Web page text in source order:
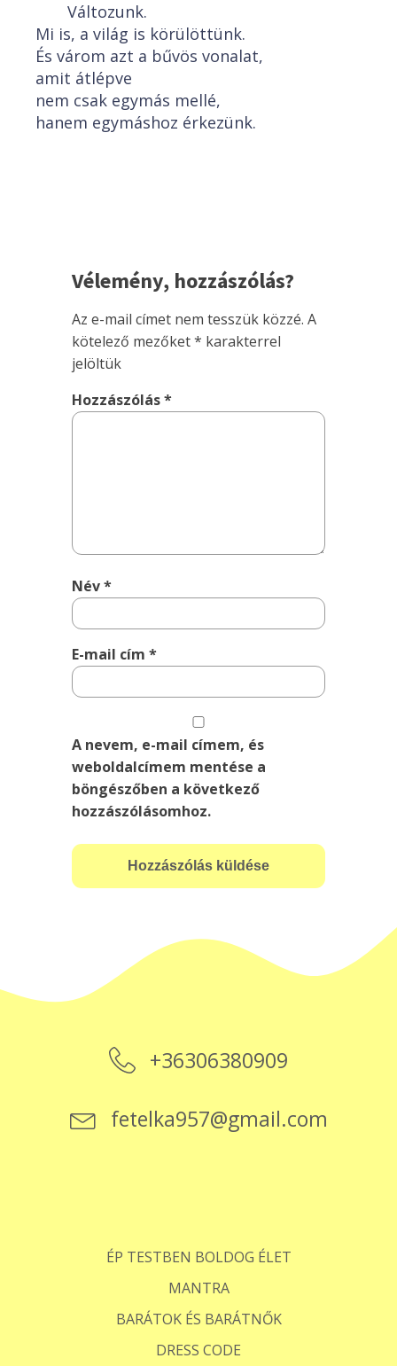
Változunk.
Mi is, a világ is körülöttünk.
És várom azt a bűvös vonalat,
amit átlépve
nem csak egymás mellé,
hanem egymáshoz érkezünk.
Vélemény, hozzászólás?
Az e-mail címet nem tesszük közzé. A
kötelező mezőket* karakterrel
jelöltük
Hozzászólás*
Név*
E-mail cím*
A nevem, e-mail címem, és
weboldalcímem mentése a
böngészőben a következő
hozzászólásomhoz.
+36306380909
fetelka957@gmail.com
ÉP TESTBEN BOLDOG ÉLET
MANTRA
BARÁTOK ÉS BARÁTNŐK
DRESS CODE